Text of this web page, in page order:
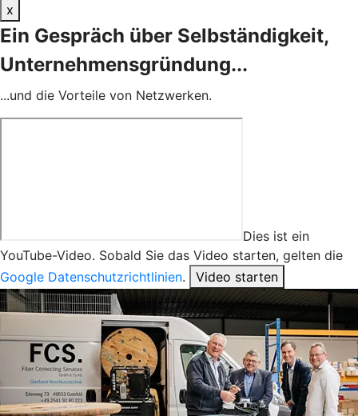
x
Ein Gespräch über Selbständigkeit,
Unternehmensgründung...
...und die Vorteile von Netzwerken.
Dies ist ein
YouTube-Video. Sobald Sie das Video starten, gelten die
Google Datenschutzrichtlinien. Video starten